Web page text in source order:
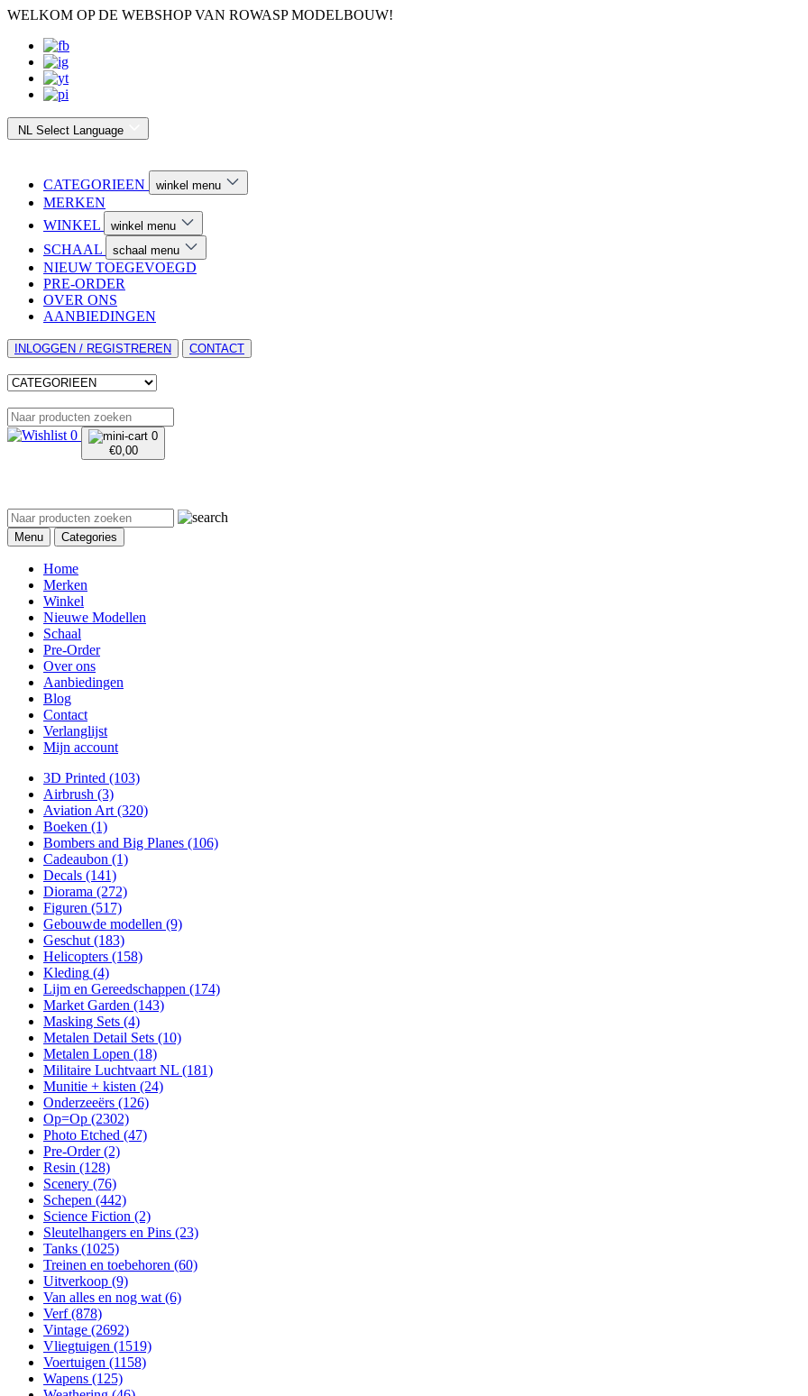
WELKOM OP DE WEBSHOP VAN ROWASP MODELBOUW!
NL Select Language
CATEGORIEEN winkel menu
MERKEN
WINKEL
winkel menu
SCHAAL schaal menu
NIEUW TOEGEVOEGD
PRE-ORDER
OVER ONS
AANBIEDINGEN
INLOGGEN / REGISTREREN CONTACT
0
0
€0,00
Menu Categories
Home
Merken
Winkel
Nieuwe Modellen
Schaal
Pre-Order
Over ons
Aanbiedingen
Blog
Contact
Verlanglijst
Mijn account
3D Printed (103)
Airbrush (3)
Aviation Art (320)
Boeken (1)
Bombers and Big Planes (106)
Cadeaubon (1)
Decals (141)
Diorama (272)
Figuren (517)
Gebouwde modellen (9)
Geschut (183)
Helicopters (158)
Kleding (4)
Lijm en Gereedschappen (174)
Market Garden (143)
Masking Sets (4)
Metalen Detail Sets (10)
Metalen Lopen (18)
Militaire Luchtvaart NL (181)
Munitie + kisten (24)
Onderzeeërs (126)
Op=Op (2302)
Photo Etched (47)
Pre-Order (2)
Resin (128)
Scenery (76)
Schepen (442)
Science Fiction (2)
Sleutelhangers en Pins (23)
Tanks (1025)
Treinen en toebehoren (60)
Uitverkoop (9)
Van alles en nog wat (6)
Verf (878)
Vintage (2692)
Vliegtuigen (1519)
Voertuigen (1158)
Wapens (125)